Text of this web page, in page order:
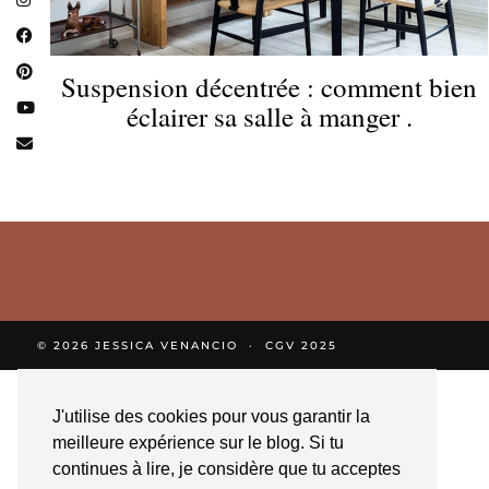
J'utilise des cookies pour vous garantir la
meilleure expérience sur le blog. Si tu
continues à lire, je considère que tu acceptes
Suspension décentrée : comment bien
éclairer sa salle à manger .
© 2026 JESSICA VENANCIO CGV 2025